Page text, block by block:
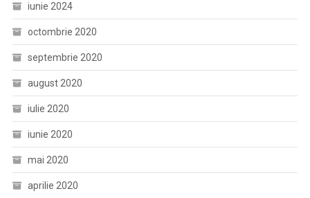
iunie 2024
octombrie 2020
septembrie 2020
august 2020
iulie 2020
iunie 2020
mai 2020
aprilie 2020